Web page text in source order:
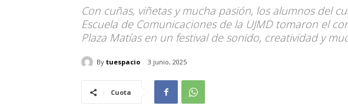
Con cuñas, viñetas y mucha pasión, los alumnos del
Escuela de Comunicaciones de la UJMD tomaron el
Plaza Matías en un festival de sonido, creatividad y
By tuespacio 3 junio, 2025
Cuota